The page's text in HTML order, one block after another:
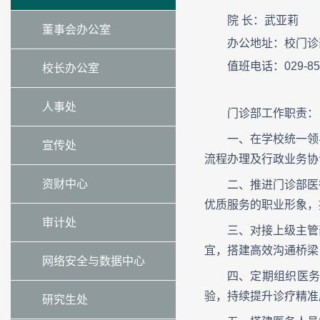
董事会办公室
校长办公室
人事处
宣传处
资财中心
审计处
网络安全与数据中心
研究生处
院 长：武亚莉
办公地址：校门
值班电话：029-
门诊部工作职责：
一、在学校统一
流程办理及行政业务
二、推进门诊部
优质服务的职业形象
三、对接上级主
宜，搭建高效沟通桥
四、定期组织医
验，持续提升诊疗精